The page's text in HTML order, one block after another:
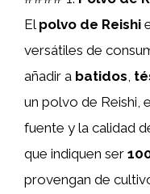
El polvo de Reishi
versátiles de
añadir a batidos
un polvo de Reishi,
fuente y la calidad
que indiquen ser
provengan de